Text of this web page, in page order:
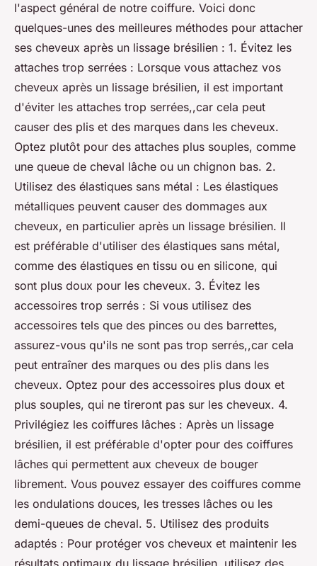
l'aspect général de notre coiffure. Voici donc
quelques-unes des meilleures méthodes pour attacher
ses cheveux après un lissage brésilien : 1. Évitez les
attaches trop serrées : Lorsque vous attachez vos
cheveux après un lissage brésilien, il est important
d'éviter les attaches trop serrées,,car cela peut
causer des plis et des marques dans les cheveux.
Optez plutôt pour des attaches plus souples, comme
une queue de cheval lâche ou un chignon bas. 2.
Utilisez des élastiques sans métal : Les élastiques
métalliques peuvent causer des dommages aux
cheveux, en particulier après un lissage brésilien. Il
est préférable d'utiliser des élastiques sans métal,
comme des élastiques en tissu ou en silicone, qui
sont plus doux pour les cheveux. 3. Évitez les
accessoires trop serrés : Si vous utilisez des
accessoires tels que des pinces ou des barrettes,
assurez-vous qu'ils ne sont pas trop serrés,,car cela
peut entraîner des marques ou des plis dans les
cheveux. Optez pour des accessoires plus doux et
plus souples, qui ne tireront pas sur les cheveux. 4.
Privilégiez les coiffures lâches : Après un lissage
brésilien, il est préférable d'opter pour des coiffures
lâches qui permettent aux cheveux de bouger
librement. Vous pouvez essayer des coiffures comme
les ondulations douces, les tresses lâches ou les
demi-queues de cheval. 5. Utilisez des produits
adaptés : Pour protéger vos cheveux et maintenir les
résultats optimaux du lissage brésilien, utilisez des